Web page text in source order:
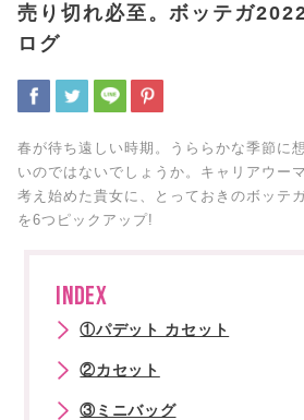
売り切れ必至。ボッテガ
ログ
春が待ち遠しい時期。うららかな季節に
いのではないでしょうか。キャリアウー
考え始めた貴女に、とっておきのボッテ
を6つピックアップ!
INDEX
①パデット カセット
②カセット
③ミニバッグ